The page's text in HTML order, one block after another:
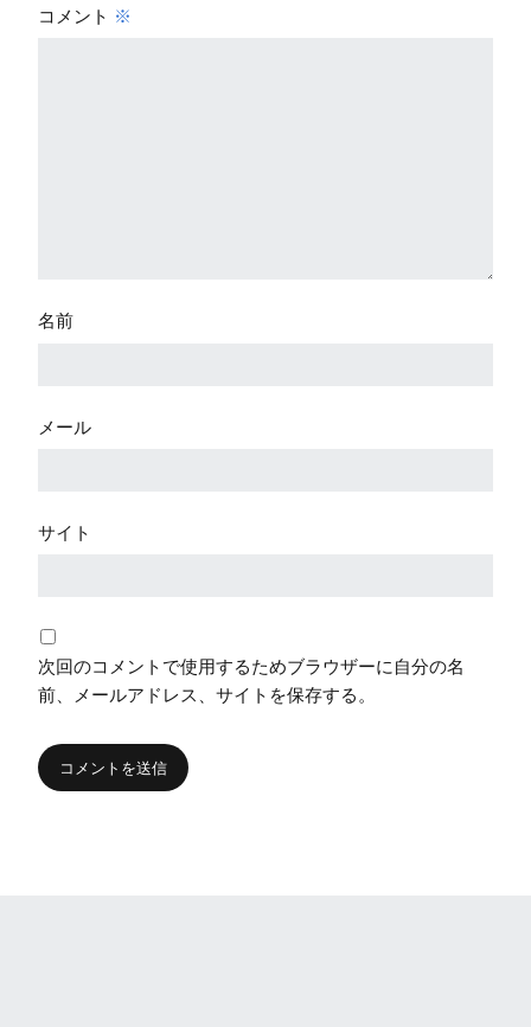
コメント ※
名前
メール
サイト
次回のコメントで使用するためブラウザーに自分の名
前、メールアドレス、サイトを保存する。